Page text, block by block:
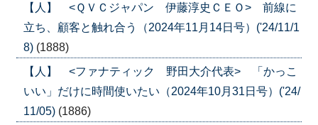
【人】 <ＱＶＣジャパン 伊藤淳史ＣＥＯ> 前線に
立ち、顧客と触れ合う（2024年11月14日号）('24/11/1
8) (1888)
【人】 <ファナティック 野田大介代表> 「かっこ
いい」だけに時間使いたい（2024年10月31日号）('24/
11/05) (1886)